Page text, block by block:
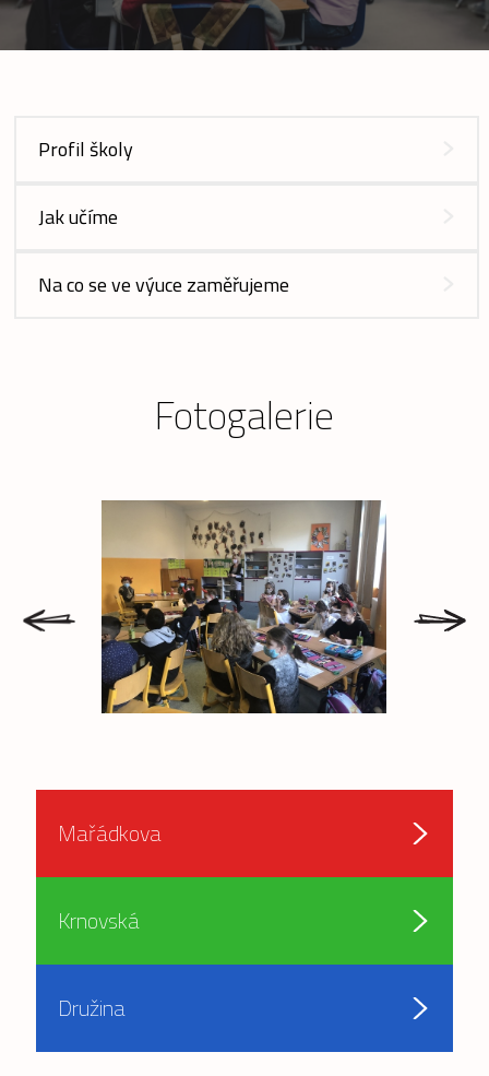
Profil školy
Jak učíme
Na co se ve výuce zaměřujeme
Fotogalerie
Mařádkova
Krnovská
Družina